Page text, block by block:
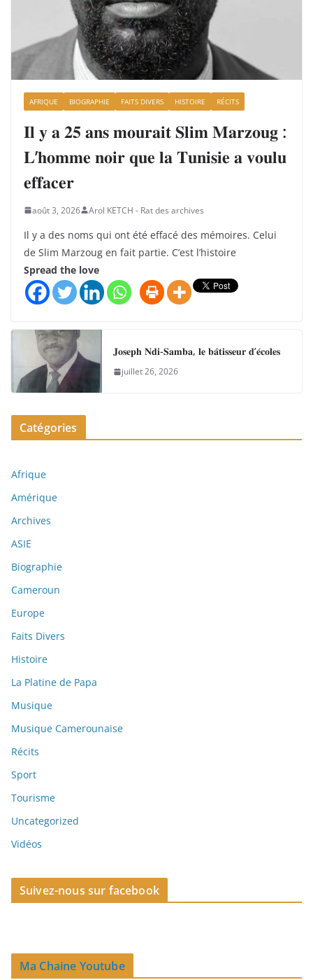
AFRIQUE BIOGRAPHIE FAITS DIVERS HISTOIRE RÉCITS
𝐈𝐥 𝐲 𝐚 𝟐𝟓 𝐚𝐧𝐬 𝐦𝐨𝐮𝐫𝐚𝐢𝐭 𝐒𝐥𝐢𝐦 𝐌𝐚𝐫𝐳𝐨𝐮𝐠 :
𝐋’𝐡𝐨𝐦𝐦𝐞 𝐧𝐨𝐢𝐫 𝐪𝐮𝐞 𝐥𝐚 𝐓𝐮𝐧𝐢𝐬𝐢𝐞 𝐚 𝐯𝐨𝐮𝐥𝐮
𝐞𝐟𝐟𝐚𝐜𝐞𝐫
août 3, 2026 Arol KETCH - Rat des archives
Il y a des noms qui ont été effacé des mémoires. Celui
de Slim Marzoug en fait partie. C’est l’histoire
Spread the love
𝐉𝐨𝐬𝐞𝐩𝐡 𝐍𝐝𝐢-𝐒𝐚𝐦𝐛𝐚, 𝐥𝐞 𝐛𝐚̂𝐭𝐢𝐬𝐬𝐞𝐮𝐫 𝐝’𝐞́𝐜𝐨𝐥𝐞𝐬
juillet 26, 2026
Catégories
Afrique
Amérique
Archives
ASIE
Biographie
Cameroun
Europe
Faits Divers
Histoire
La Platine de Papa
Musique
Musique Camerounaise
Récits
Sport
Tourisme
Uncategorized
Vidéos
Suivez-nous sur facebook
Ma Chaine Youtube